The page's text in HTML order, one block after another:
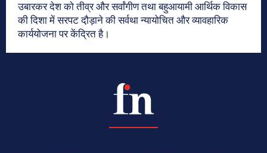
उबारकर देश को तीव्र और सर्वांगीण तथा बहुआयामी आर्थिक विकास
की दिशा में सरपट दौ़ड़ाने की सर्वथा न्यायोचित और व्यावहारिक
कार्ययोजना पर केंद्रित है।